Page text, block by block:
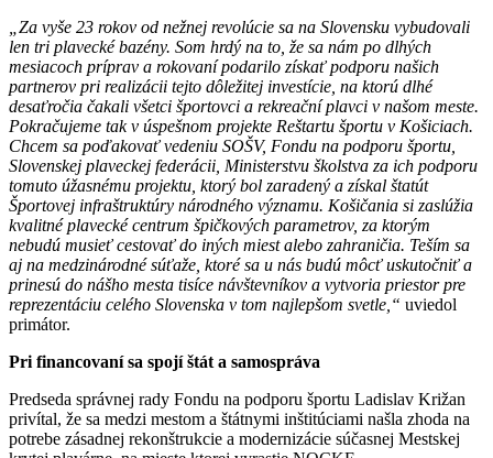
„Za vyše 23 rokov od nežnej revolúcie sa na Slovensku vybudovali
len tri plavecké bazény. Som hrdý na to, že sa nám po dlhých
mesiacoch príprav a rokovaní podarilo získať podporu našich
partnerov pri realizácii tejto dôležitej investície, na ktorú dlhé
desaťročia čakali všetci športovci a rekreační plavci v našom meste.
Pokračujeme tak v úspešnom projekte Reštartu športu v Košiciach.
Chcem sa poďakovať vedeniu SOŠV, Fondu na podporu športu,
Slovenskej plaveckej federácii, Ministerstvu školstva za ich podporu
tomuto úžasnému projektu, ktorý bol zaradený a získal štatút
Športovej infraštruktúry národného významu. Košičania si zaslúžia
kvalitné plavecké centrum špičkových parametrov, za ktorým
nebudú musieť cestovať do iných miest alebo zahraničia. Teším sa
aj na medzinárodné súťaže, ktoré sa u nás budú môcť uskutočniť a
prinesú do nášho mesta tisíce návštevníkov a vytvoria priestor pre
reprezentáciu celého Slovenska v tom najlepšom svetle,“ uviedol
primátor.
Pri financovaní sa spojí štát a samospráva
Predseda správnej rady Fondu na podporu športu Ladislav Križan
privítal, že sa medzi mestom a štátnymi inštitúciami našla zhoda na
potrebe zásadnej rekonštrukcie a modernizácie súčasnej Mestskej